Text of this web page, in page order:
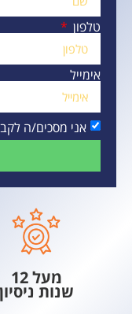
טלפון
אימייל
אני מסכים/ה
מעל 12
שנות ניסיון